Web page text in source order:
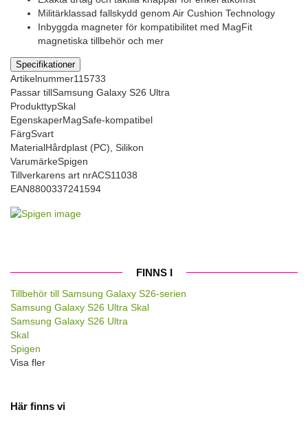
Militärklassad fallskydd genom Air Cushion Technology
Inbyggda magneter för kompatibilitet med MagFit
magnetiska tillbehör och mer
Specifikationer
Artikelnummer115733
Passar tillSamsung Galaxy S26 Ultra
ProdukttypSkal
EgenskaperMagSafe-kompatibel
FärgSvart
MaterialHårdplast (PC), Silikon
VarumärkeSpigen
Tillverkarens art nrACS11038
EAN8800337241594
FINNS I
Tillbehör till Samsung Galaxy S26-serien
Samsung Galaxy S26 Ultra Skal
Samsung Galaxy S26 Ultra
Skal
Spigen
Visa fler
Här finns vi